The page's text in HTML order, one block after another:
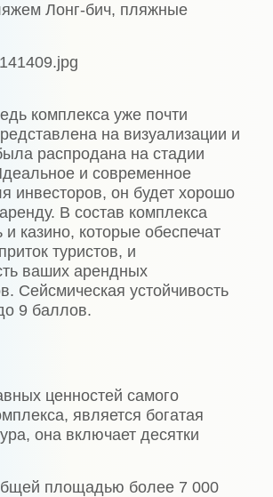
Лонг-бич, пляжные
комплекса уже почти
на визуализации и
распродана на стадии
и современное
инвесторов, он будет хорошо
В состав комплекса
и казино, которые обеспечат
туристов, и
ваших арендных
Сейсмическая устойчивость
9 баллов.
ценностей самого
является богатая
она включает десятки
площадью более 7 000